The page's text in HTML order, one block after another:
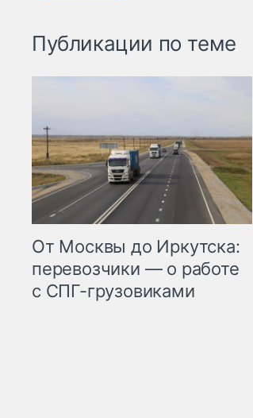
Публикации по теме
От Москвы до Иркутска:
перевозчики — о работе
с СПГ-грузовиками